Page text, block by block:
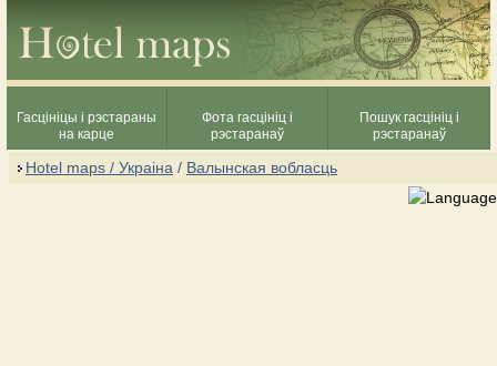
Гасцініцы і рэстараны
на карце
Фота гасцініц і
рэстаранаў
Пошук гасцініц і
рэстаранаў
Hotel maps / Украіна / Валынская вобласць